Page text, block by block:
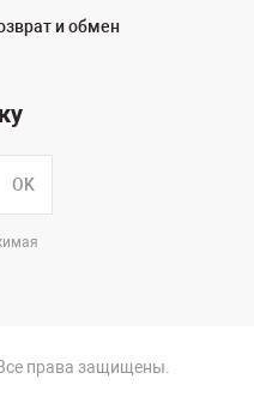
и обмен
OK
права защищены.